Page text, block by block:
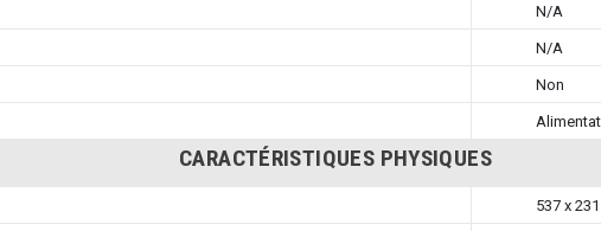
N/A
N/A
Non
CARACTÉRISTIQUES PHYSIQUES
537 x